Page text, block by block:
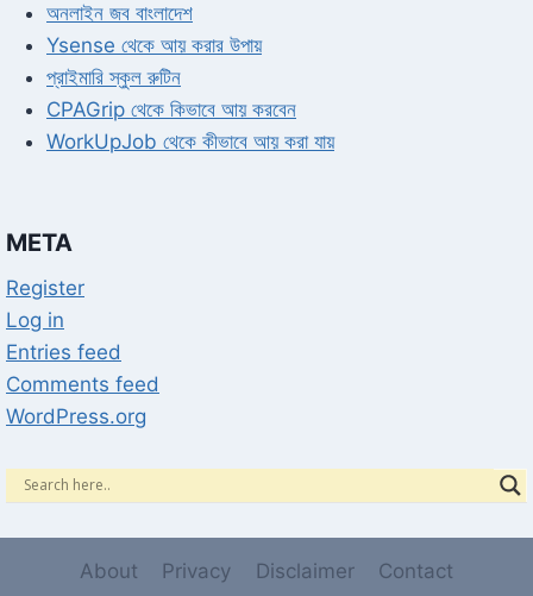
অনলাইন জব বাংলাদেশ
Ysense থেকে আয় করার উপায়
প্রাইমারি স্কুল রুটিন
CPAGrip থেকে কিভাবে আয় করবেন
WorkUpJob থেকে কীভাবে আয় করা যায়
META
Register
Log in
Entries feed
Comments feed
WordPress.org
About Privacy Disclaimer Contact